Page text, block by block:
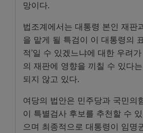
망이다.
법조계에서는 대통령 본인 재판
을 맡게 될 특검이 이 대통령의
적’일 수 있겠느냐에 대한 우려
의 재판에 영향을 끼칠 수 있다
되지 않고 있다.
여당의 법안은 민주당과 국민의
이 특별검사 후보를 추천할 수
으며 최종적으로 대통령이 임명